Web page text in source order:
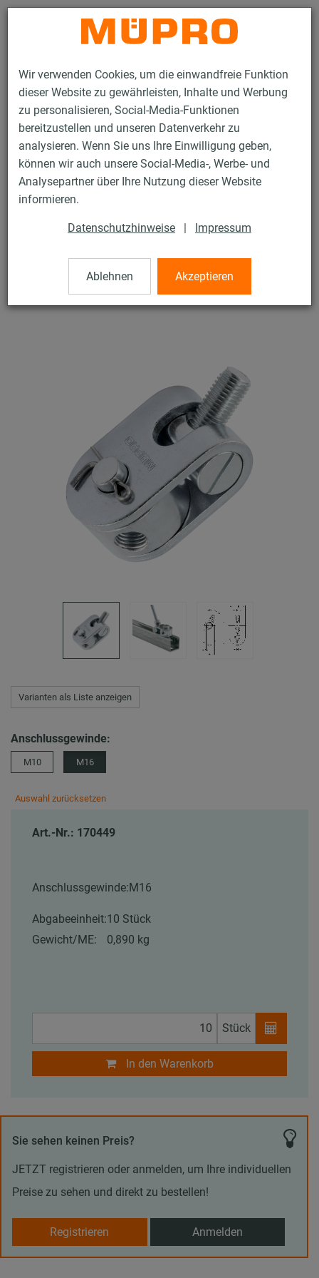
Wir verwenden Cookies, um die einwandfreie Funktion
dieser Website zu gewährleisten, Inhalte und Werbung
zu personalisieren, Social-Media-Funktionen
bereitzustellen und unseren Datenverkehr zu
analysieren. Wenn Sie uns Ihre Einwilligung geben,
können wir auch unsere Social-Media-, Werbe- und
Analysepartner über Ihre Nutzung dieser Website
informieren.
Datenschutzhinweise | Impressum
Ablehnen Akzeptieren
Kontakt
Produkte Befestigungstechnik
Installationsschienen
VARIO-Pendelgelenk
VARIO-Pendelgelenk
VARIO-Pendelgelenk M16, verzinkt, montiert
Varianten als Liste anzeigen
Anschlussgewinde:
M10 M16
Auswahl zurücksetzen
Art.-Nr.: 170449
Anschlussgewinde:M16
Abgabeeinheit:10 Stück
Gewicht/ME:
0,890 kg
Stück
In den Warenkorb
Sie sehen keinen Preis?
JETZT registrieren oder anmelden, um Ihre individuellen
Preise zu sehen und direkt zu bestellen!
Registrieren Anmelden